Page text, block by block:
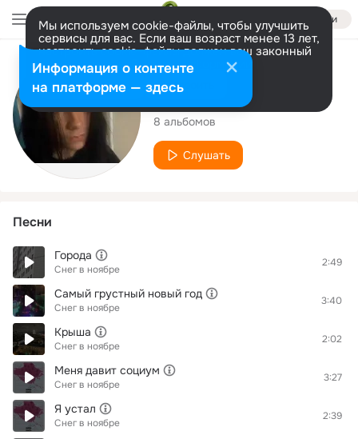
Войти
Мы используем cookie-файлы, чтобы улучшить
сервисы для вас. Если ваш возраст менее 13 лет,
настроить cookie-файлы должен ваш законный
представитель. Больше информации
Разрешить все Настроить
Исполнитель
Снег в ноябре
8 альбомов
Слушать
Песни
Города
Снег в ноябре
2:49
Самый грустный новый год
Снег в ноябре
3:40
Крыша
Снег в ноябре
2:02
Меня давит социум
Снег в ноябре
3:27
Я устал
Снег в ноябре
2:39
Информация о контенте
на платформе — здесь